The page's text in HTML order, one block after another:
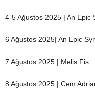
4-5 Ağustos 2025 | An Epic
6 Ağustos 2025| An Epic
7 Ağustos 2025 | Melis Fis
8 Ağustos 2025 | Cem